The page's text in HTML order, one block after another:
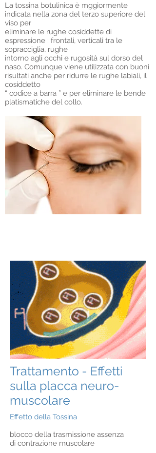
La tossina botulinica è mggiormente
indicata nella zona del terzo superiore del
viso per
eliminare le rughe cosiddette di
espressione : frontali, verticali tra le
sopracciglia, rughe
intorno agli occhi e rugosità sul dorso del
naso. Comunque viene utilizzata con buoni
risultati anche per ridurre le rughe labiali, il
cosiddetto
“ codice a barra ” e per eliminare le bende
platismatiche del collo.
Trattamento - Effetti
sulla placca neuro-
muscolare
Effetto della Tossina
blocco della trasmissione assenza
di contrazione muscolare